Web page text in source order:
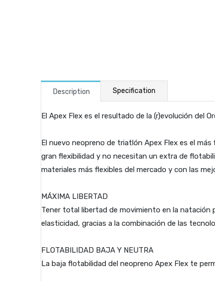
Description Specification
El Apex Flex es el resultado de la (r)evolución del
El nuevo neopreno de triatlón Apex Flex es el
gran flexibilidad y no necesitan un extra de
materiales más flexibles del mercado y con las
MÁXIMA LIBERTAD
Tener total libertad de movimiento en la natación
elasticidad, gracias a la combinación de las
FLOTABILIDAD BAJA Y NEUTRA
La baja flotabilidad del neopreno Apex Flex te